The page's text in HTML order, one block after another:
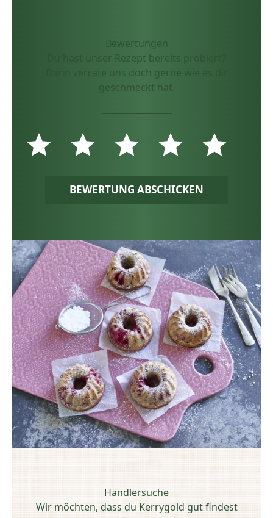
Bewertungen
Du hast unser Rezept bereits probiert?
Dann verrate uns doch gerne wie es dir
geschmeckt hat.
BEWERTUNG ABSCHICKEN
Händlersuche
Wir möchten, dass du Kerrygold gut findest